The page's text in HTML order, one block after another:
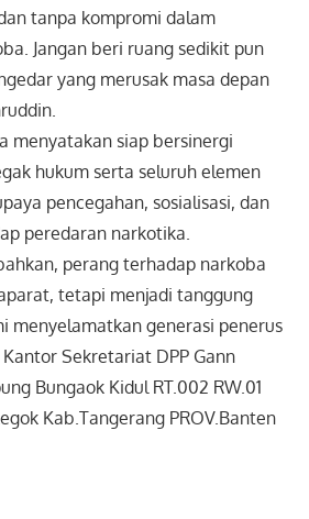
tanpa kompromi dalam
Jangan beri ruang sedikit pun
yang merusak masa depan
menyatakan siap bersinergi
hukum serta seluruh elemen
pencegahan, sosialisasi, dan
peredaran narkotika.
perang terhadap narkoba
tetapi menjadi tanggung
menyelamatkan generasi penerus
Sekretariat DPP Gann
Bungaok Kidul RT.002 RW.01
Kab.Tangerang PROV.Banten